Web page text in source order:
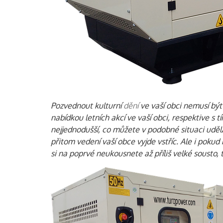
Pozvednout kulturníděníve vaší obci nemusí
nabídkou letních akcí ve vaší obci, respektive s
nejjednodušší, co můžete v podobné situaci
přitom vedení vaší obce vyjde vstříc. Ale i
si na poprvé neukousnete až příliš velké